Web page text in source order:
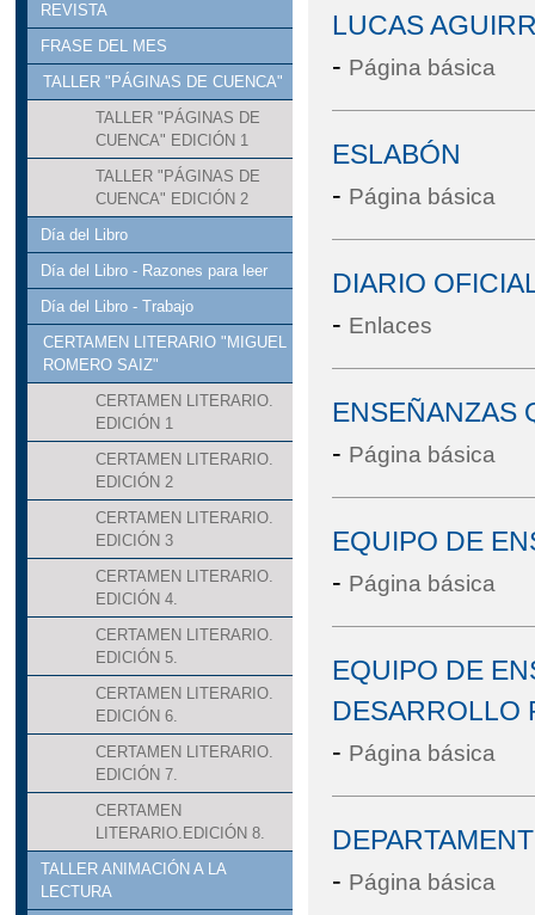
REVISTA
FRASE DEL MES
TALLER "PÁGINAS DE CUENCA"
TALLER "PÁGINAS DE
CUENCA" EDICIÓN 1
TALLER "PÁGINAS DE
CUENCA" EDICIÓN 2
Día del Libro
Día del Libro - Razones para leer
Día del Libro - Trabajo
CERTAMEN LITERARIO "MIGUEL
ROMERO SAIZ"
CERTAMEN LITERARIO.
EDICIÓN 1
CERTAMEN LITERARIO.
EDICIÓN 2
CERTAMEN LITERARIO.
EDICIÓN 3
CERTAMEN LITERARIO.
EDICIÓN 4.
CERTAMEN LITERARIO.
EDICIÓN 5.
CERTAMEN LITERARIO.
EDICIÓN 6.
CERTAMEN LITERARIO.
EDICIÓN 7.
CERTAMEN
LITERARIO.EDICIÓN 8.
TALLER ANIMACIÓN A LA
LECTURA
LUCAS
- Página básica
ESLABÓN
- Página básica
DIARIO
- Enlaces
ENSEÑANZAS
- Página básica
EQUIPO DE
- Página básica
EQUIPO DE
DESARROLLO
- Página básica
- Página básica